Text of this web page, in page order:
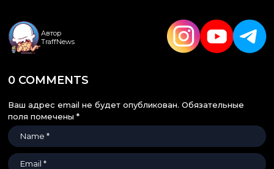
Автор
TraffNews
0 COMMENTS
Ваш адрес email не будет опубликован. Обязательные
поля помечены *